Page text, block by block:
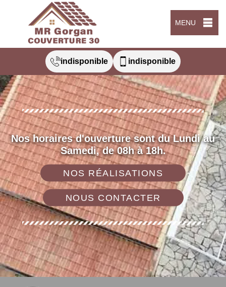
MENU
indisponible indisponible
Nos horaires d'ouverture sont du Lundi au
Samedi, de 08h à 18h.
NOS RÉALISATIONS
NOUS CONTACTER